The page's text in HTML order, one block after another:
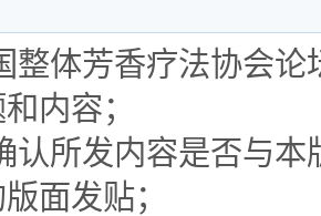
整体芳香疗法协会
内容；
认所发内容是否与
面发贴；